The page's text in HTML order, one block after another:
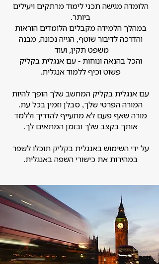
הלומדה מגישה תכני לימוד מרתקים ויעילים
ביותר.
במהלך הלמידה מקבלים הלומדים הוראות
והדרכה לדיבור שוטף, הגייה נכונה, מבנה
משפט תקין, ועוד
והכל בהנאה ונוחות - עם אנגלית בקליק
פשוט וכיף ללמוד אנגלית.
עם אנגלית בקליק המחשב שלך הופך להיות
המורה הפרטי שלך, סבלן וזמין בכל עת.
מורה שאף פעם לא מתעייף להדריך וללמד
אותך בקצב שלך ובזמן המתאים לך.
על ידי השימוש באנגלית בקליק תוכלו לשפר
במהירות את כישורי השפה באנגלית.